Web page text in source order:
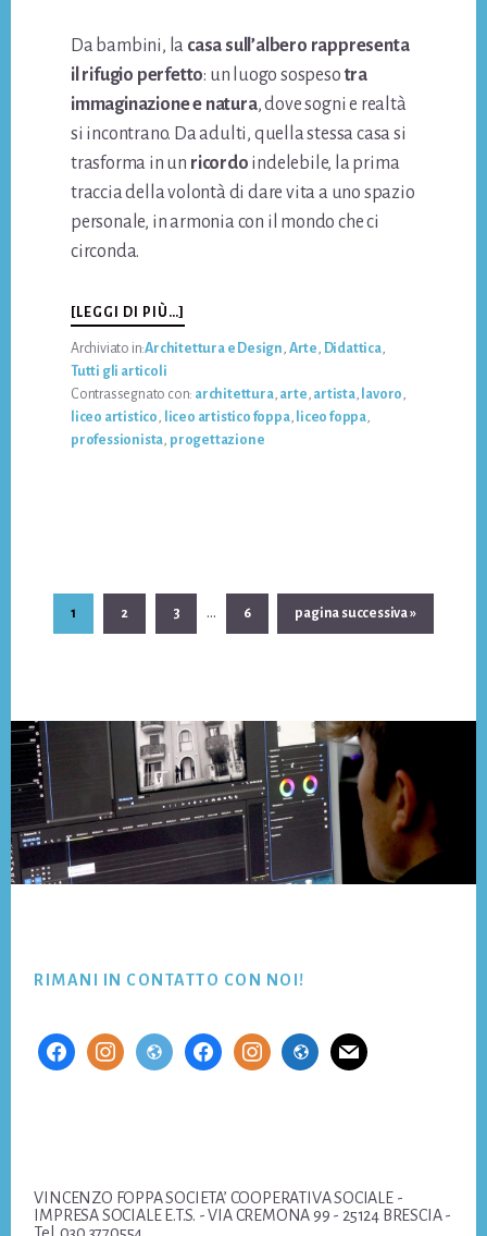
Da bambini, la casa sull’albero rappresenta
il rifugio perfetto: un luogo sospeso tra
immaginazione e natura, dove sogni e realtà
si incontrano. Da adulti, quella stessa casa si
trasforma in un ricordo indelebile, la prima
traccia della volontà di dare vita a uno spazio
personale, in armonia con il mondo che ci
circonda.
[LEGGI DI PIÙ…]
CASA
SULL’ALBERO:
“ALLE
RADICI”
DELLA
Archiviato in:Architettura e Design, Arte, Didattica,
Tutti gli articoli
Contrassegnato con: architettura, arte, artista, lavoro,
liceo artistico, liceo artistico foppa, liceo foppa,
professionista, progettazione
Pagina
1 Pagina
2 Pagina
3
Pagine
interim
… Pagina
6
Vai
alla
pagina successiva »
RIMANI IN CONTATTO CON NOI!
facebookinstagramwebsitefacebookinstagramwebsitemail
VINCENZO FOPPA SOCIETA’ COOPERATIVA SOCIALE -
IMPRESA SOCIALE E.T.S. - VIA CREMONA 99 - 25124 BRESCIA -